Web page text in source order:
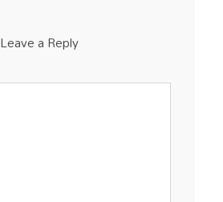
Leave a Reply